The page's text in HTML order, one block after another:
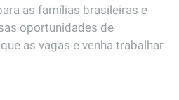
as famílias brasileiras e
oportunidades de
as vagas e venha trabalhar